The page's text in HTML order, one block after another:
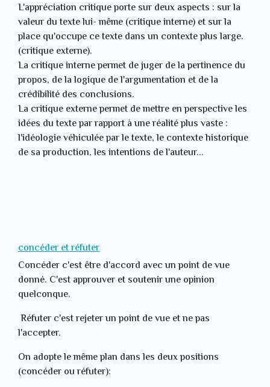
L'appréciation critique porte sur deux aspects : sur la
valeur du texte lui- même (critique interne) et sur la
place qu'occupe ce texte dans un contexte plus large.
(critique externe).
La critique interne permet de juger de la pertinence du
propos, de la logique de l'argumentation et de la
crédibilité des conclusions.
La critique externe permet de mettre en perspective les
idées du texte par rapport à une réalité plus vaste :
l'idéologie véhiculée par le texte, le contexte historique
de sa production, les intentions de l'auteur...
concéder et réfuter
Concéder c'est être d'accord avec un point de vue
donné. C'est approuver et soutenir une opinion
quelconque.
Réfuter c'est rejeter un point de vue et ne pas
l'accepter.
On adopte le même plan dans les deux positions
(concéder ou réfuter):